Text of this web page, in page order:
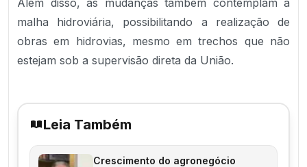
Além disso, as mudanças também contemplam a
malha hidroviária, possibilitando a realização de
obras em hidrovias, mesmo em trechos que não
estejam sob a supervisão direta da União.
Leia Também
Crescimento do agronegócio